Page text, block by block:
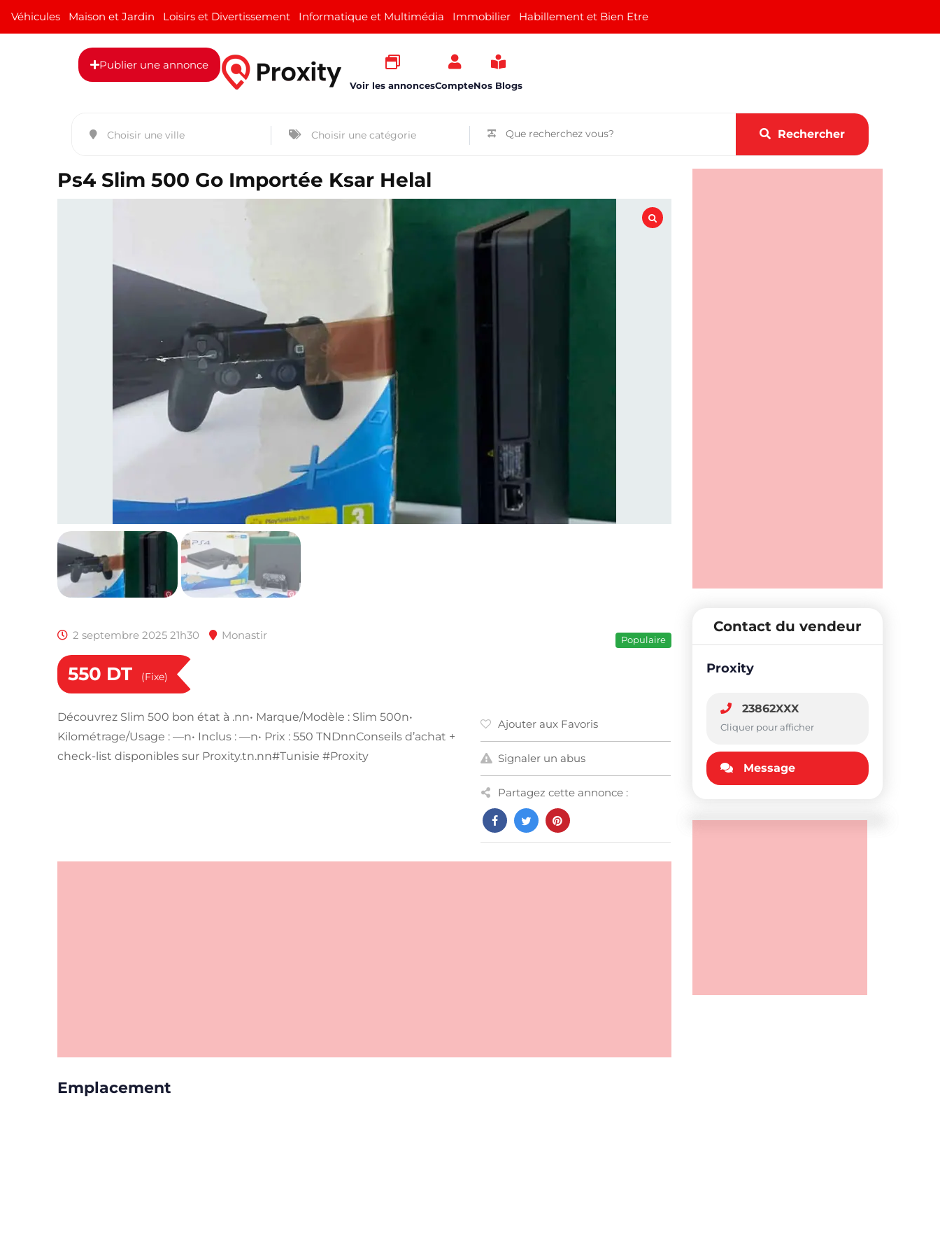
Véhicules Maison et Jardin Loisirs et Divertissement Informatique et Multimédia Immobilier Habillement et Bien Etre
Publier une annonce
Voir les annoncesCompteNos Blogs
Rechercher
Ps4 Slim 500 Go Importée Ksar Helal
2 septembre 2025 21h30 Monastir Populaire
550 DT (Fixe)
Découvrez Slim 500 bon état à .nn• Marque/Modèle : Slim 500n•
Kilométrage/Usage : —n• Inclus : —n• Prix : 550 TNDnnConseils d’achat +
check-list disponibles sur Proxity.tn.nn#Tunisie #Proxity
Ajouter aux Favoris
Signaler un abus
Partagez cette annonce :
Emplacement
Contact du vendeur
Proxity
23862XXX
Cliquer pour afficher
Message